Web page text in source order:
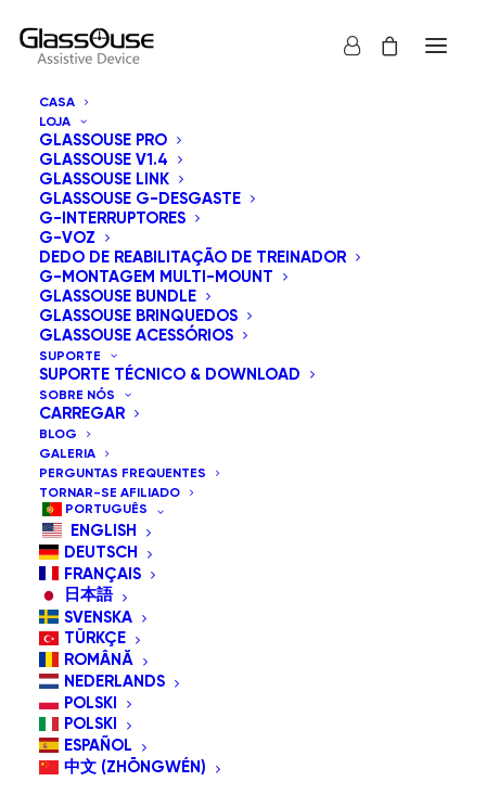
CASA
LOJA
GLASSOUSE PRO
GLASSOUSE V1.4
GLASSOUSE LINK
GLASSOUSE G-DESGASTE
G-INTERRUPTORES
G-VOZ
DEDO DE REABILITAÇÃO DE TREINADOR
G-MONTAGEM MULTI-MOUNT
GLASSOUSE BUNDLE
GLASSOUSE BRINQUEDOS
GLASSOUSE ACESSÓRIOS
SUPORTE
SUPORTE TÉCNICO & DOWNLOAD
SOBRE NÓS
CARREGAR
BLOG
GALERIA
PERGUNTAS FREQUENTES
TORNAR-SE AFILIADO
PORTUGUÊS
ENGLISH
DEUTSCH
FRANÇAIS
日本語
SVENSKA
TÜRKÇE
ROMÂNĂ
NEDERLANDS
POLSKI
POLSKI
ESPAÑOL
中文 (ZHŌNGWÉN)
Mostrar tudo
Ordenar por preço: maior para menor
Ordenação padrão
Ordenar por popularidade
Ordenar por preço: menor para maior